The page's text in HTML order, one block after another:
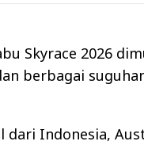
Skyrace 2026
berbagai
Indonesia,